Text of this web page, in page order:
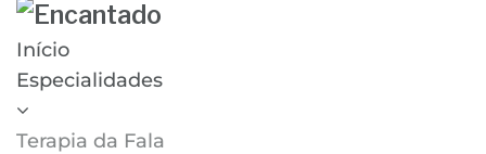
Início
Especialidades
Terapia da Fala